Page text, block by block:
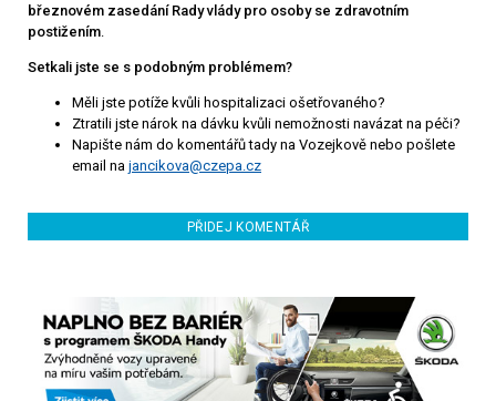
březnovém zasedání Rady vlády pro osoby se zdravotním
postižením
Setkali jste se s podobným problémem?
Měli jste potíže kvůli hospitalizaci ošetřovaného?
Ztratili jste nárok na dávku kvůli nemožnosti navázat na péči?
Napište nám do komentářů tady na Vozejkově nebo pošlete
email na jancikova@czepa.cz
PŘIDEJ KOMENTÁŘ